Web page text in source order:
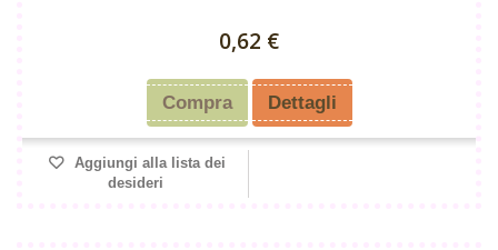
0,62 €
Compra Dettagli
Aggiungi alla lista dei
desideri